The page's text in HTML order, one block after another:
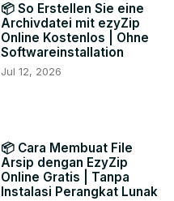
📦 So Erstellen Sie eine
Archivdatei mit ezyZip
Online Kostenlos | Ohne
Softwareinstallation
Jul 12, 2026
📦 Cara Membuat File
Arsip dengan EzyZip
Online Gratis | Tanpa
Instalasi Perangkat Lunak